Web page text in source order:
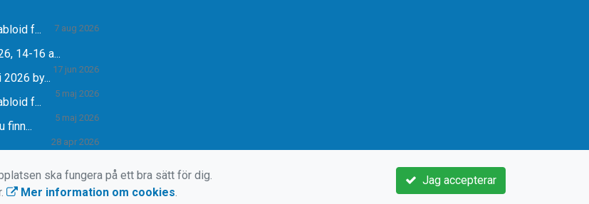
f... 7 aug 2026
14-16 a...
17 jun 2026
by...
5 maj 2026
f...
5 maj 2026
finn...
28 apr 2026
Jag accepterar
ska fungera på ett bra sätt för dig.
Mer information om cookies.